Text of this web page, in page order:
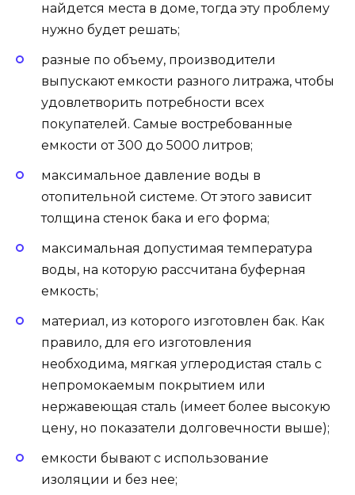
найдется места в доме, тогда эту проблему
нужно будет решать;
разные по объему, производители
выпускают емкости разного литража, чтобы
удовлетворить потребности всех
покупателей. Самые востребованные
емкости от 300 до 5000 литров;
максимальное давление воды в
отопительной системе. От этого зависит
толщина стенок бака и его форма;
максимальная допустимая температура
воды, на которую рассчитана буферная
емкость;
материал, из которого изготовлен бак. Как
правило, для его изготовления
необходима, мягкая углеродистая сталь с
непромокаемым покрытием или
нержавеющая сталь (имеет более высокую
цену, но показатели долговечности выше);
емкости бывают с использование
изоляции и без нее;